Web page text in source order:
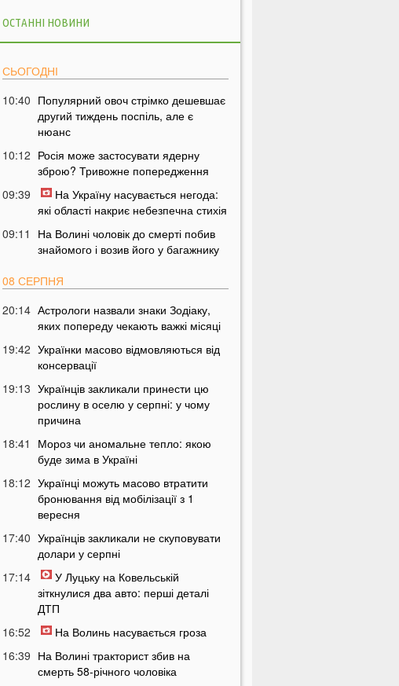
ОСТАННІ НОВИНИ
СЬОГОДНІ
10:40 Популярний овоч стрімко дешевшає
другий тиждень поспіль, але є
нюанс
10:12 Росія може застосувати ядерну
зброю? Тривожне попередження
09:39
На Україну насувається негода:
які області накриє небезпечна стихія
09:11
На Волині чоловік до смерті побив
знайомого і возив його у багажнику
08 СЕРПНЯ
20:14 Астрологи назвали знаки Зодіаку,
яких попереду чекають важкі місяці
19:42 Українки масово відмовляються від
консервації
19:13 Українців закликали принести цю
рослину в оселю у серпні: у чому
причина
18:41
Мороз чи аномальне тепло: якою
буде зима в Україні
18:12 Українці можуть масово втратити
бронювання від мобілізації з 1
вересня
17:40 Українців закликали не скуповувати
долари у серпні
17:14
У Луцьку на Ковельській
зіткнулися два авто: перші деталі
ДТП
16:52
На Волинь насувається гроза
16:39 На Волині тракторист збив на
смерть 58-річного чоловіка